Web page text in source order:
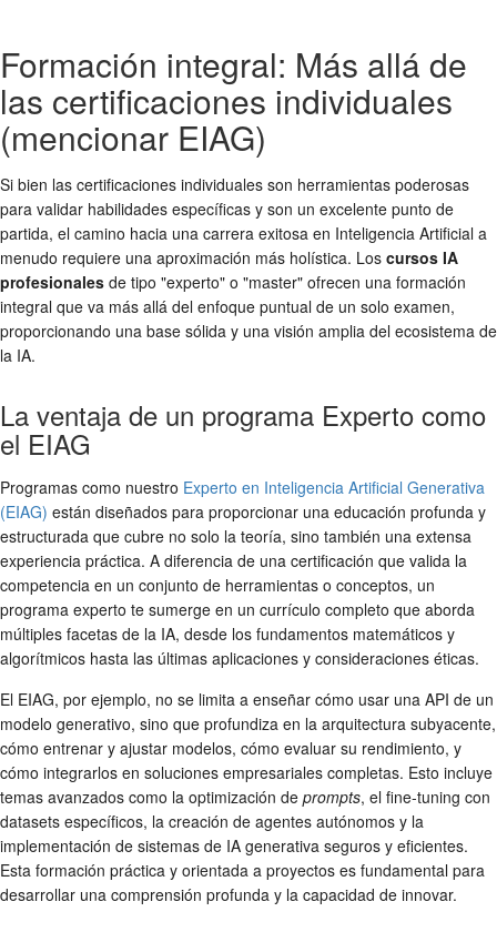
Formación integral: Más allá de
las certificaciones individuales
(mencionar EIAG)
Si bien las certificaciones individuales son herramientas poderosas
para validar habilidades específicas y son un excelente punto de
partida, el camino hacia una carrera exitosa en Inteligencia Artificial a
menudo requiere una aproximación más holística. Los cursos IA
profesionales de tipo "experto" o "master" ofrecen una formación
integral que va más allá del enfoque puntual de un solo examen,
proporcionando una base sólida y una visión amplia del ecosistema de
la IA.
La ventaja de un programa Experto como
el EIAG
Programas como nuestro Experto en Inteligencia Artificial Generativa
(EIAG) están diseñados para proporcionar una educación profunda y
estructurada que cubre no solo la teoría, sino también una extensa
experiencia práctica. A diferencia de una certificación que valida la
competencia en un conjunto de herramientas o conceptos, un
programa experto te sumerge en un currículo completo que aborda
múltiples facetas de la IA, desde los fundamentos matemáticos y
algorítmicos hasta las últimas aplicaciones y consideraciones éticas.
El EIAG, por ejemplo, no se limita a enseñar cómo usar una API de un
modelo generativo, sino que profundiza en la arquitectura subyacente,
cómo entrenar y ajustar modelos, cómo evaluar su rendimiento, y
cómo integrarlos en soluciones empresariales completas. Esto incluye
temas avanzados como la optimización de prompts, el fine-tuning con
datasets específicos, la creación de agentes autónomos y la
implementación de sistemas de IA generativa seguros y eficientes.
Esta formación práctica y orientada a proyectos es fundamental para
desarrollar una comprensión profunda y la capacidad de innovar.